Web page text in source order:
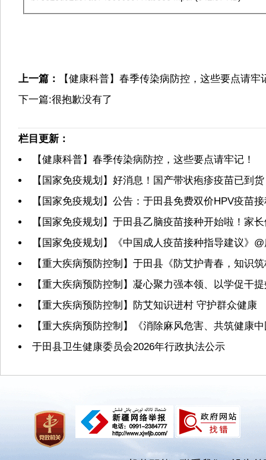
上一篇：
【健康科普】春季传染病防控，这些要点请
下一篇:很抱歉没有了
栏目更新：
【健康科普】春季传染病防控，这些要点请牢记！
【国家免疫规划】好消息！国产带状疱疹疫苗已到
【国家免疫规划】公告：于田县免费双价HPV疫苗
【国家免疫规划】于田县乙脑疫苗接种开始啦！家
【国家免疫规划】《中国成人疫苗接种指导建议》
【重大疾病预防控制】于田县《防艾护青春，知识
【重大疾病预防控制】凝心聚力强本领、以学促干
【重大疾病预防控制】防艾知识进村 守护群众健康
【重大疾病预防控制】《消除麻风危害、共筑健康
于田县卫生健康委员会2026年行政执法公示